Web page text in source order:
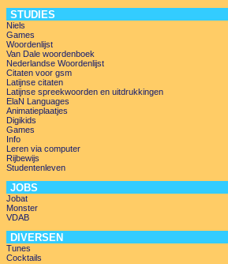
STUDIES
Niels
Games
Woordenlijst
Van Dale woordenboek
Nederlandse Woordenlijst
Citaten voor gsm
Latijnse citaten
Latijnse spreekwoorden en uitdrukkingen
ElaN Languages
Animatieplaatjes
Digikids
Games
Info
Leren via computer
Rijbewijs
Studentenleven
JOBS
Jobat
Monster
VDAB
DIVERSEN
Tunes
Cocktails